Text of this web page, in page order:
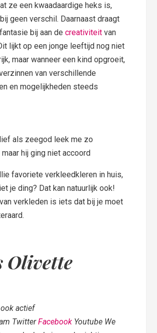
ze een kwaadaardige heks is,
geen verschil. Daarnaast draagt
bij aan decreativiteit van
lijkt op een jonge leeftijd nog niet
maar wanneer een kind opgroeit,
van verschillende
en mogelijkheden steeds
als zeegod leek me zo
maar hij ging niet accoord
favoriete verkleedkleren in huis,
je ding? Dat kan natuurlijk ook!
verkleden is iets dat bij je moet
Olivette
actief
TwitterFacebook Youtube We